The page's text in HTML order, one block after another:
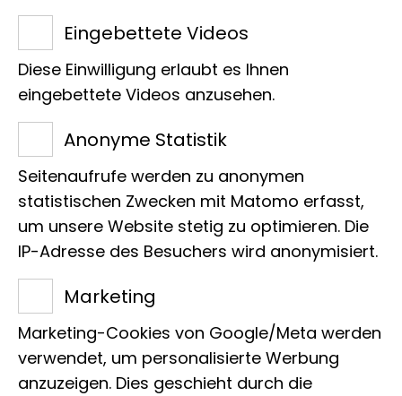
Eingebettete Videos
Diese Einwilligung erlaubt es Ihnen
eingebettete Videos anzusehen.
Anonyme Statistik
Seitenaufrufe werden zu anonymen
statistischen Zwecken mit Matomo erfasst,
um unsere Website stetig zu optimieren. Die
IP-Adresse des Besuchers wird anonymisiert.
Marketing
Marketing-Cookies von Google/Meta werden
verwendet, um personalisierte Werbung
anzuzeigen. Dies geschieht durch die